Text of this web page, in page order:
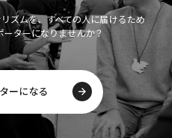
ズムを、すべての人に届けるため
ターになりませんか？
ーになる